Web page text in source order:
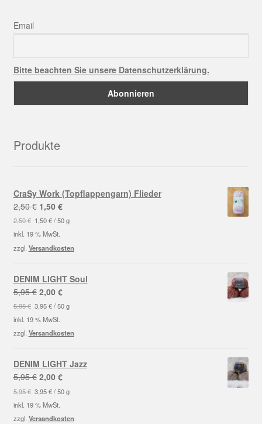
Email
Bitte beachten Sie unsere Datenschutzerklärung.
Produkte
CraSy Work (Topflappengarn) Flieder
2,50€ Ursprünglicher
Preis
war:
2,50 €
1,50 €Aktueller
Preis
1,50 €.
2,50€ 1,50€/50 g
inkl. 19 % MwSt.
zzgl. Versandkosten
DENIM LIGHT Soul
5,95€ Ursprünglicher
Preis
war:
5,95 €
2,00 €Aktueller
Preis
2,00 €.
5,95€ 3,95€/50 g
inkl. 19 % MwSt.
zzgl. Versandkosten
DENIM LIGHT Jazz
5,95€ Ursprünglicher
Preis
war:
5,95 €
2,00 €Aktueller
Preis
2,00 €.
5,95€ 3,95€/50 g
inkl. 19 % MwSt.
zzgl. Versandkosten